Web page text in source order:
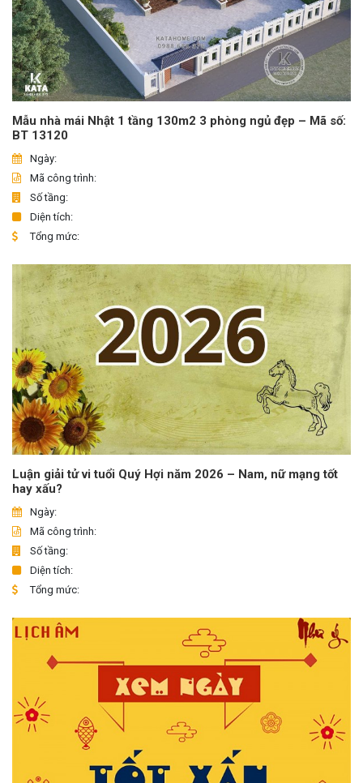
Mẫu nhà mái Nhật 1 tầng 130m2 3 phòng ngủ đẹp – Mã số:
BT 13120
Ngày:
Mã công trình:
Số tầng:
Diện tích:
Tổng mức:
Luận giải tử vi tuổi Quý Hợi năm 2026 – Nam, nữ mạng tốt
hay xấu?
Ngày:
Mã công trình:
Số tầng:
Diện tích:
Tổng mức: